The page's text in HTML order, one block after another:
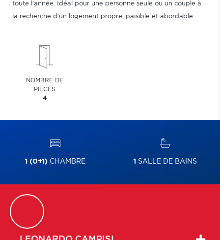
toute l'année. Idéal pour une personne seule ou un couple à
la recherche d'un logement propre, paisible et abordable.
NOMBRE DE
PIÈCES
4
1 (0+1) CHAMBRE 1 SALLE DE BAINS